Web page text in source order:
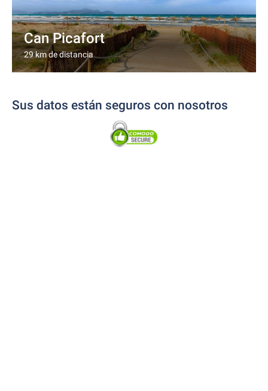
Can Picafort
29 km de distancia
Sus datos están seguros con nosotros